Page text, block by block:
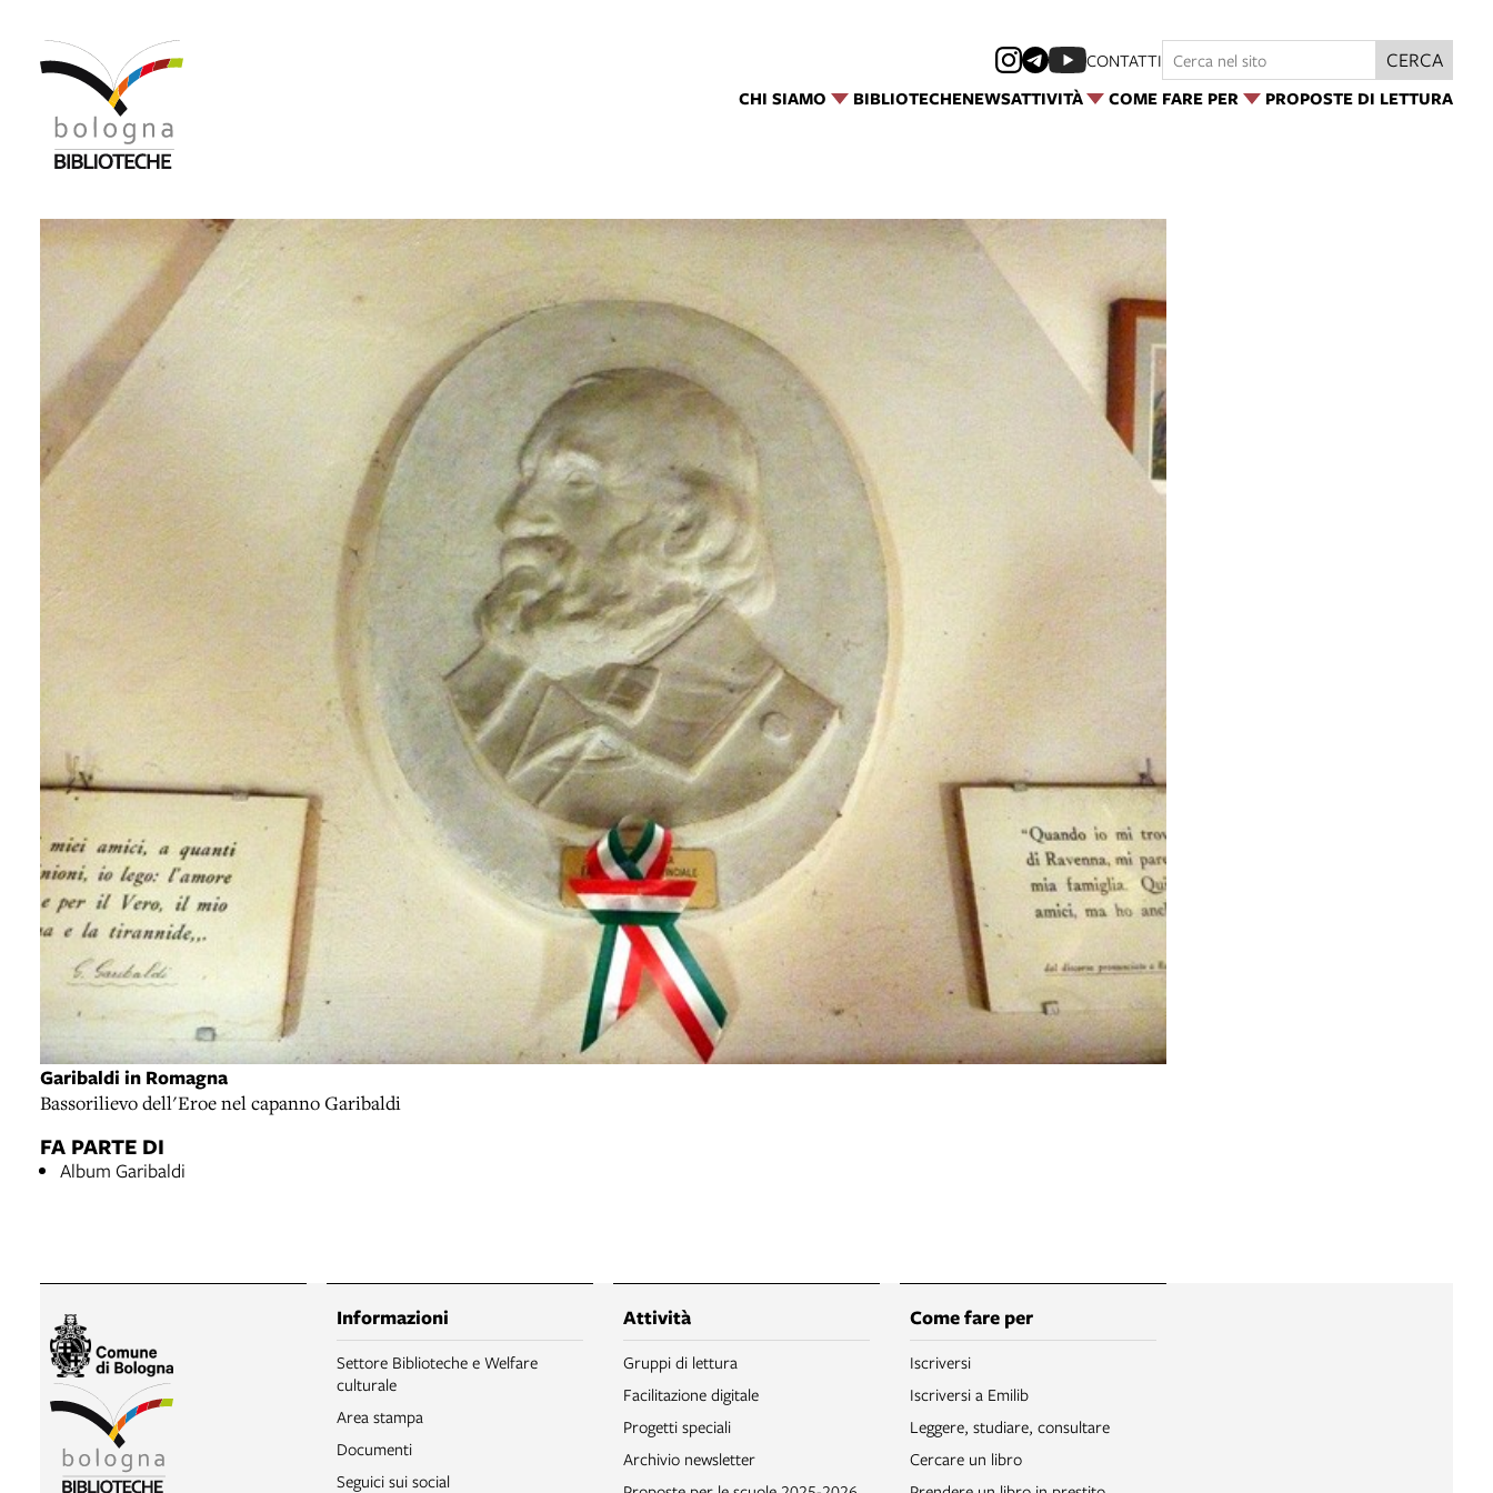
CHI SIAMO BIBLIOTECHENEWSATTIVITÀ COME FARE PER PROPOSTE DI LETTURA
CONTATTI CERCA
Garibaldi in Romagna
Bassorilievo dell'Eroe nel capanno Garibaldi
FA PARTE DI
Album Garibaldi
Informazioni
Settore Biblioteche e Welfare
culturale
Area stampa
Documenti
Seguici sui social
Attività
Gruppi di lettura
Facilitazione digitale
Progetti speciali
Archivio newsletter
Come fare per
Iscriversi
Iscriversi a Emilib
Leggere, studiare, consultare
Cercare un libro